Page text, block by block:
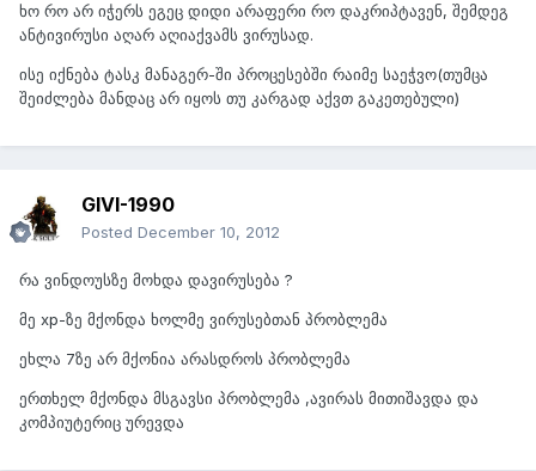
ხო რო არ იჭერს ეგეც დიდი არაფერი რო დაკრიპტავენ, შემდეგ
ანტივირუსი აღარ აღიაქვამს ვირუსად.
ისე იქნება ტასკ მანაგერ-ში პროცესებში რაიმე საეჭვო(თუმცა
შეიძლება მანდაც არ იყოს თუ კარგად აქვთ გაკეთებული)
GIVI-1990
Posted December 10, 2012
რა ვინდოუსზე მოხდა დავირუსება ?
მე xp-ზე მქონდა ხოლმე ვირუსებთან პრობლემა
ეხლა 7ზე არ მქონია არასდროს პრობლემა
ერთხელ მქონდა მსგავსი პრობლემა ,ავირას მითიშავდა და
კომპიუტერიც ურევდა